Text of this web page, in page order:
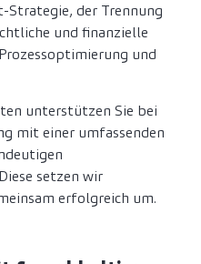
Strategie, der Trennung
und finanzielle
und
unterstützen Sie bei
mit einer umfassenden
setzen wir
erfolgreich um.